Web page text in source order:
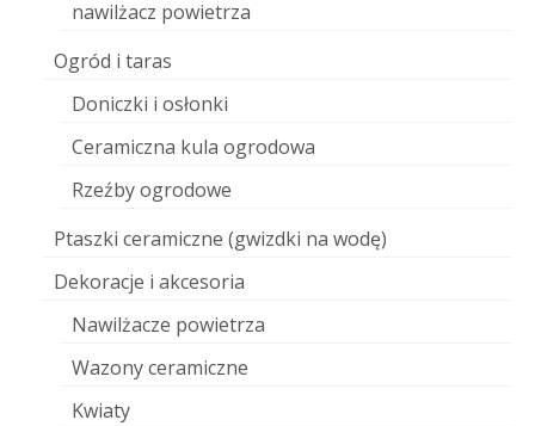
nawilżacz powietrza
Ogród i taras
Doniczki i osłonki
Ceramiczna kula ogrodowa
Rzeźby ogrodowe
Ptaszki ceramiczne (gwizdki na wodę)
Dekoracje i akcesoria
Nawilżacze powietrza
Wazony ceramiczne
Kwiaty